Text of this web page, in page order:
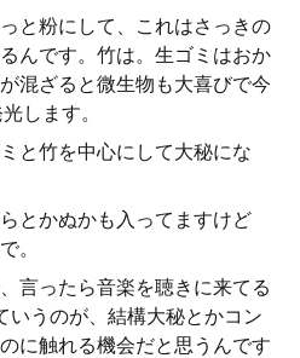
と粉にして、これはさっきの
んです。竹は。生ゴミはおか
混ざると微生物も大喜びで今
します。
と竹を中心にして大秘にな
とかぬかも入ってますけど
。
言ったら音楽を聴きに来てる
いうのが、結構大秘とかコン
に触れる機会だと思うんです